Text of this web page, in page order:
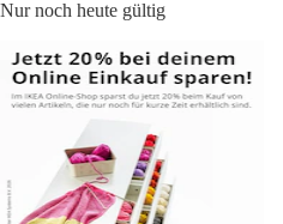
Nur noch heute gültig